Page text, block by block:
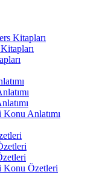
Kitapları
Konu Anlatımı
Konu Özetleri